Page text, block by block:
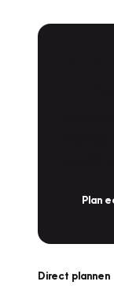
Plan
Direct plannen